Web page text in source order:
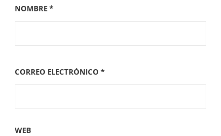
NOMBRE *
CORREO ELECTRÓNICO *
WEB